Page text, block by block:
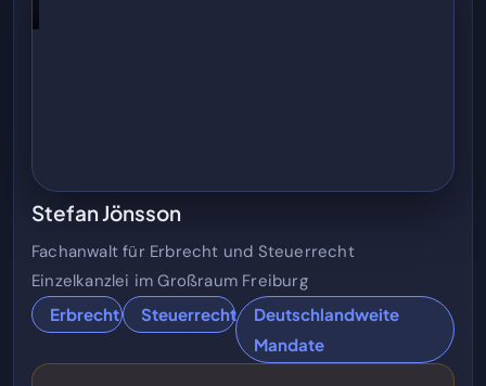
Stefan Jönsson
Fachanwalt für Erbrecht und Steuerrecht
Einzelkanzlei im Großraum Freiburg
Erbrecht Steuerrecht
Deutschlandweite
Mandate